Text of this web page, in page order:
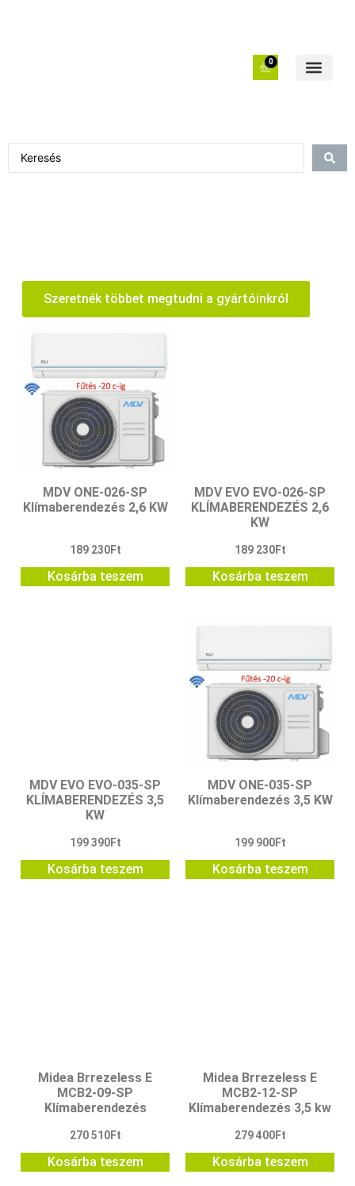
0
Szeretnék többet megtudni a gyártóinkról
MDV ONE-026-SP
Klímaberendezés 2,6 KW
189 230Ft
Kosárba teszem
MDV EVO EVO-026-SP
KLÍMABERENDEZÉS 2,6
KW
189 230Ft
Kosárba teszem
MDV EVO EVO-035-SP
KLÍMABERENDEZÉS 3,5
KW
199 390Ft
Kosárba teszem
MDV ONE-035-SP
Klímaberendezés 3,5 KW
199 900Ft
Kosárba teszem
Midea Brrezeless E
MCB2-09-SP
Klímaberendezés
270 510Ft
Kosárba teszem
Midea Brrezeless E
MCB2-12-SP
Klímaberendezés 3,5 kw
279 400Ft
Kosárba teszem